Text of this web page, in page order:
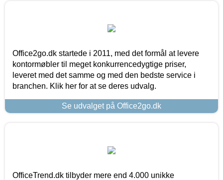
Office2go.dk startede i 2011, med det formål at levere
kontormøbler til meget konkurrencedygtige priser,
leveret med det samme og med den bedste service i
branchen. Klik her for at se deres udvalg.
Se udvalget på Office2go.dk
OfficeTrend.dk tilbyder mere end 4.000 unikke